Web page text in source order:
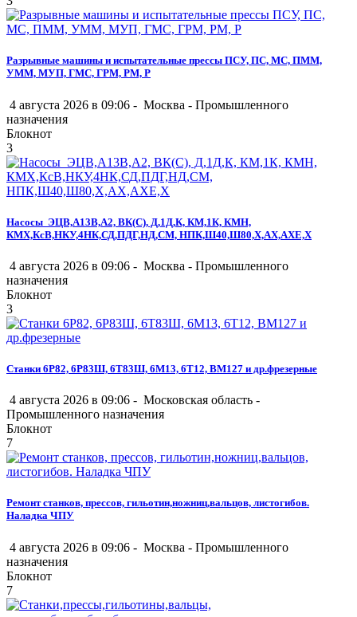
Разрывные машины и испытательные прессы ПСУ, ПС, МС, ПММ,
УММ, МУП, ГМС, ГРМ, РМ, Р
4 августа 2026 в 09:06 - Москва - Промышленного
назначения
Блокнот
3
Насосы ЭЦВ,А13В,А2, ВК(С), Д,1Д,К, КМ,1К, КМН,
КМХ,КсВ,НКУ,4НК,СД,ПДГ,НД,СМ, НПК,Ш40,Ш80,Х,АХ,АХЕ,Х
4 августа 2026 в 09:06 - Москва - Промышленного
назначения
Блокнот
3
Станки 6Р82, 6Р83Ш, 6Т83Ш, 6М13, 6Т12, ВМ127 и др.фрезерные
4 августа 2026 в 09:06 - Московская область -
Промышленного назначения
Блокнот
7
Ремонт станков, прессов, гильотин,ножниц,вальцов, листогибов.
Наладка ЧПУ
4 августа 2026 в 09:06 - Москва - Промышленного
назначения
Блокнот
7